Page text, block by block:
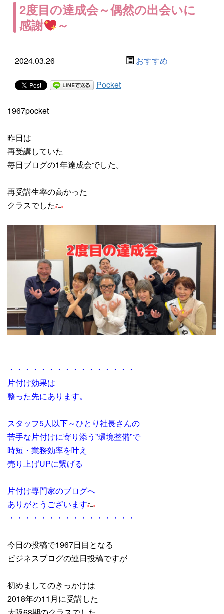
2度目の達成会～偶然の出会いに
感謝
～
2024.03.26 おすすめ
Pocket
1967pocket
昨日は
再受講していた
毎日ブログの1年達成会でした。
再受講生率の高かった
クラスでした
・・・・・・・・・・・・・・・・
片付け効果は
整った先にあります。
スタッフ5人以下～ひとり社長さんの
苦手な片付けに寄り添う”環境整備”で
時短・業務効率を叶え
売り上げUPに繋げる
片付け専門家のブログへ
ありがとうございます
・・・・・・・・・・・・・・・・
今日の投稿で1967日目となる
ビジネスブログの連日投稿ですが
初めましてのきっかけは
2018年の11月に受講した